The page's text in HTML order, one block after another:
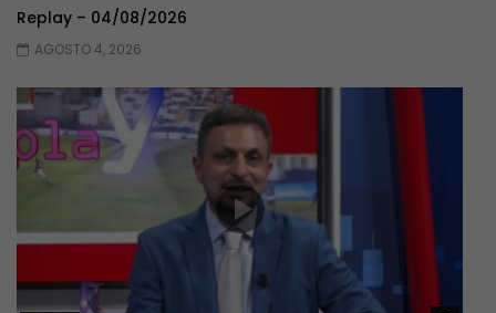
Replay – 04/08/2026
AGOSTO 4, 2026